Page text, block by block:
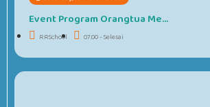
Event Program Orangtua Me...
RRSchool 07.00 - Selesai